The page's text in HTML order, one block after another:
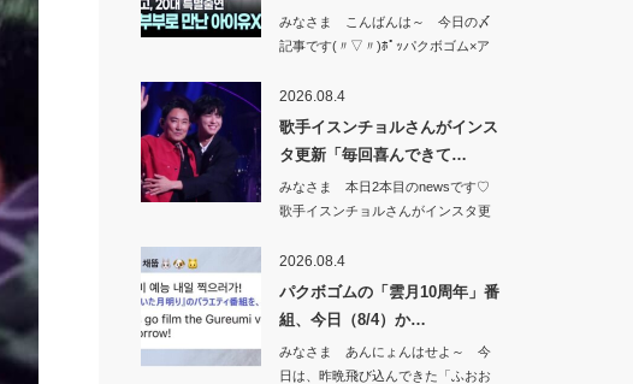
みなさま こんばんは～ 今日の〆
記事です(〃▽〃)ﾎﾟｯパクボゴム×ア
2026.08.4
歌手イスンチョルさんがインス
タ更新「毎回喜んできて…
みなさま 本日2本目のnewsです♡
歌手イスンチョルさんがインスタ更
2026.08.4
パクボゴムの「雲月10周年」番
組、今日（8/4）か…
みなさま あんにょんはせよ～ 今
日は、昨晩飛び込んできた「ふおお